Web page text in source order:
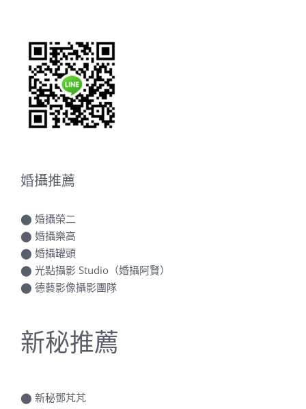
⬤ 婚攝樂高
⬤ 婚攝罐頭
⬤ 光點攝影 Studio（婚攝阿賢）
⬤ 德藝影像攝影團隊
新秘推薦
⬤ 粉紅娃娃Mia